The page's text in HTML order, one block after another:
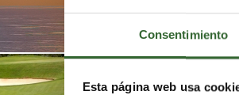
Consentimiento
Esta página web usa